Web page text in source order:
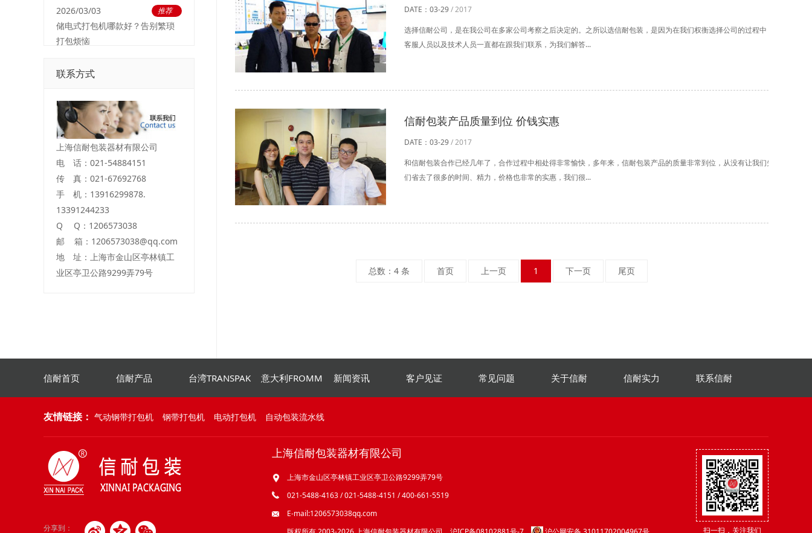
推荐
2026/03/03
储电式打包机哪款好？告别繁琐
打包烦恼
联系方式
上海信耐包装器材有限公司
电 话：021-54884151
传 真：021-67692768
手 机：13916299878.
13391244233
Q Q：1206573038
邮 箱：1206573038@qq.com
地 址：上海市金山区亭林镇工
业区亭卫公路9299弄79号
DATE：03-29/ 2017
选择信耐公司，是在我公司在多家公司考察之后决定的。之所以选信耐包装，是因为在我们权衡选择公司的过程中，信耐包装的
客服人员以及技术人员一直都在跟我们联系，为我们解答...
信耐包装产品质量到位 价钱实惠
DATE：03-29/ 2017
和信耐包装合作已经几年了，合作过程中相处得非常愉快，多年来，信耐包装产品的质量非常到位，从没有让我们失望过。为我
们省去了很多的时间、精力，价格也非常的实惠，我们很...
总数：4 条 首页 上一页 1 下一页 尾页
信耐首页 信耐产品 台湾TRANSPAK 意大利FROMM 新闻资讯 客户见证 常见问题 关于信耐 信耐实力 联系信耐
友情链接： 气动钢带打包机 钢带打包机 电动打包机 自动包装流水线
扫一扫，关注我们
分享到：
上海信耐包装器材有限公司
上海市金山区亭林镇工业区亭卫公路9299弄79号
021-5488-4163 / 021-5488-4151 / 400-661-5519
E-mail:1206573038qq.com